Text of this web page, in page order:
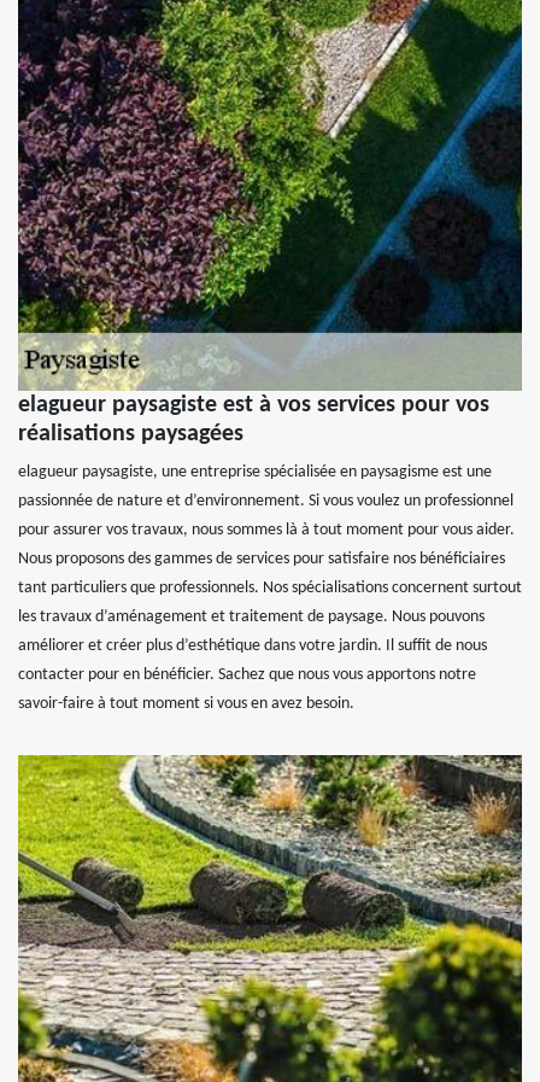
elagueur paysagiste est à vos services pour vos
réalisations paysagées
elagueur paysagiste, une entreprise spécialisée en paysagisme est une
passionnée de nature et d’environnement. Si vous voulez un professionnel
pour assurer vos travaux, nous sommes là à tout moment pour vous aider.
Nous proposons des gammes de services pour satisfaire nos bénéficiaires
tant particuliers que professionnels. Nos spécialisations concernent surtout
les travaux d’aménagement et traitement de paysage. Nous pouvons
améliorer et créer plus d’esthétique dans votre jardin. Il suffit de nous
contacter pour en bénéficier. Sachez que nous vous apportons notre
savoir-faire à tout moment si vous en avez besoin.